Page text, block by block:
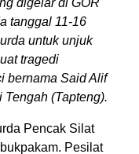
digelar di GOR
tanggal 11-16
untuk unjuk
tragedi
bernama Said Alif
(Tapteng).
Pencak Silat
Pesilat